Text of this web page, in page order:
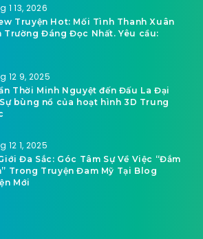
1 13, 2026
Truyện Hot: Mối Tình Thanh Xuân
Trường Đáng Đọc Nhất. Yêu cầu:
12 9, 2025
Thời Minh Nguyệt đến Đấu La Đại
bùng nổ của hoạt hình 3D Trung
12 1, 2025
Đa Sắc: Góc Tâm Sự Về Việc “Đắm
Trong Truyện Đam Mỹ Tại Blog
Mới